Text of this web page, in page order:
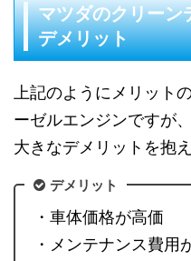
マツダのクリーン
デメリット
上記のようにメリット
ーゼルエンジンですが
大きなデメリットを抱
デメリット
・車体価格が高価
・メンテナンス費用